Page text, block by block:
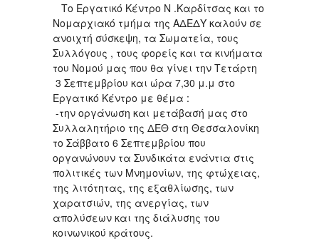
Το Εργατικό Κέντρο Ν .Καρδίτσας και το
Νομαρχιακό τμήμα της ΑΔΕΔΥ καλούν σε
ανοιχτή σύσκεψη, τα Σωματεία, τους
Συλλόγους , τους φορείς και τα κινήματα
του Νομού μας που θα γίνει την Τετάρτη
3 Σεπτεμβρίου και ώρα 7,30 μ.μ στο
Εργατικό Κέντρο με θέμα :
-την οργάνωση και μετάβασή μας στο
Συλλαλητήριο της ΔΕΘ στη Θεσσαλονίκη
το Σάββατο 6 Σεπτεμβρίου που
οργανώνουν τα Συνδικάτα ενάντια στις
πολιτικές των Μνημονίων, της φτώχειας,
της λιτότητας, της εξαθλίωσης, των
χαρατσιών, της ανεργίας, των
απολύσεων και της διάλυσης του
κοινωνικού κράτους.